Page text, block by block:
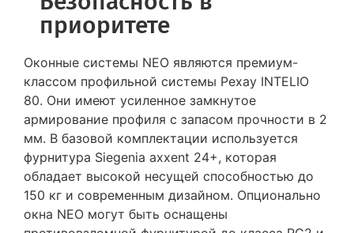
приоритете
Оконные системы NEO являются премиум-
классом профильной системы Рехау INTELIO
80. Они имеют усиленное замкнутое
армирование профиля с запасом прочности в 2
мм. В базовой комплектации используется
фурнитура Siegenia axxent 24+, которая
обладает высокой несущей способностью до
150 кг и современным дизайном. Опционально
окна NEO могут быть оснащены